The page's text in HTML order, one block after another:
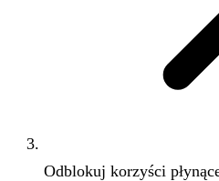
Odblokuj korzyści